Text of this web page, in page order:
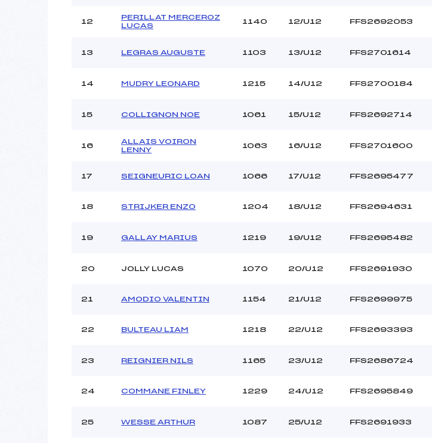
12
PERILLAT MERCEROZ
LUCAS
1140 12/U12 FFS2692053
13 LEGRAS AUGUSTE 1103 13/U12 FFS2701614
14 MUDRY LEONARD 1215 14/U12 FFS2700184
15 COLLIGNON NOE 1061 15/U12 FFS2692714
16
ALLAIS VOIRON
LENNY
1063 16/U12 FFS2701600
17 SEIGNEURIC LOAN 1066 17/U12 FFS2695477
18 STRIJKER ENZO 1204 18/U12 FFS2694631
19 GALLAY MARIUS 1219 19/U12 FFS2695482
20 JOLLY LUCAS 1070 20/U12 FFS2691930
21 AMODIO VALENTIN 1154 21/U12 FFS2699975
22 BULTEAU LIAM 1218 22/U12 FFS2693393
23 REIGNIER NILS 1165 23/U12 FFS2686724
24 COMMANE FINLEY 1229 24/U12 FFS2695849
25 WESSE ARTHUR 1087 25/U12 FFS2691933